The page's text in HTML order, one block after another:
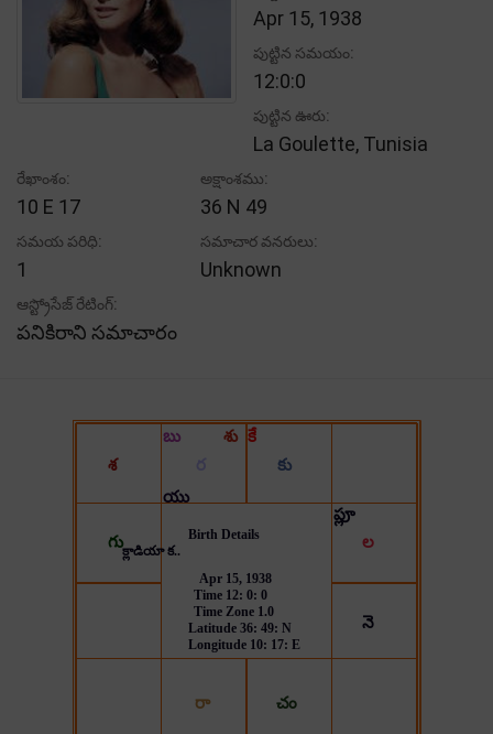
Apr 15, 1938
పుట్టిన సమయం:
12:0:0
పుట్టిన ఊరు:
La Goulette, Tunisia
రేఖాంశం:
10 E 17
అక్షాంశము:
36 N 49
సమయ పరిధి:
1
సమాచార వనరులు:
Unknown
ఆస్ట్రోసేజ్ రేటింగ్:
పనికిరాని సమాచారం